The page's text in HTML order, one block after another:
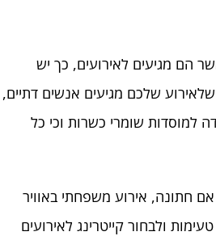
הם מגיעים לאירועים, כך יש
שלכם מגיעים אנשים דתיים,
למוסדות שומרי כשרות וכי כל
חתונה, אירוע משפחתי באוויר
ולבחור קייטרינג לאירועים